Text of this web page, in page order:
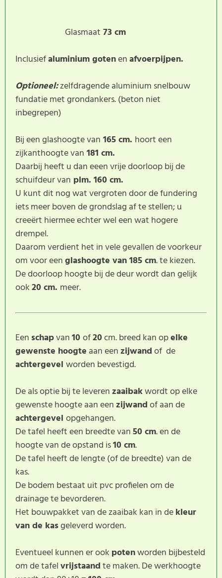
Glasmaat 73 cm
Inclusiefaluminium gotenenafvoerpijpen.
Optioneel:zelfdragende aluminium snelbouw
fundatie met grondankers. (beton niet
inbegrepen)
Bij een glashoogte van 165 cm. hoort een
zijkanthoogte van 181 cm.
Daarbij heeft u dan eeen vrije doorloop bij de
schuifdeur van plm. 160 cm.
U kunt dit nog wat vergroten door de fundering
iets meer boven de grondslag af te stellen; u
creeërt hiermee echter wel een wat hogere
drempel.
Daarom verdient het in vele gevallen de voorkeur
om voor eenglashoogte van 185 cm. te kiezen.
De doorloop hoogte bij de deur wordt dan gelijk
ook20cm. meer.
Een schapvan10of20cm. breed kan opelke
gewenste hoogte aan eenzijwandof de
achtergevel worden bevestigd.
De als optie bij te leverenzaaibakwordt op elke
gewenste hoogte aan eenzijwandof aan de
achtergevel opgehangen.
De tafel heeft een breedte van50 cm. en de
hoogte van de opstand is10 cm.
De tafel heeft de lengte (of de breedte) van de
kas.
De bodem bestaat uit pvc profielen om de
drainage te bevorderen.
Het bouwpakket van de zaaibak kan in dekleur
van de kasgeleverd worden.
Eventueel kunnen er ook potenworden bijbesteld
om de tafelvrijstaandte maken. De werkhoogte